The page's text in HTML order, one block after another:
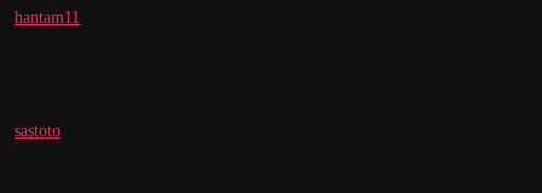
hantam11
sastoto